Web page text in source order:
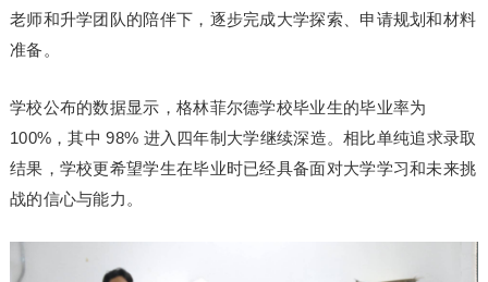
老师和升学团队的陪伴下，逐步完成大学探索、申请规划和材料
准备。
学校公布的数据显示，格林菲尔德学校毕业生的毕业率为
100%，其中 98% 进入四年制大学继续深造。相比单纯追求录取
结果，学校更希望学生在毕业时已经具备面对大学学习和未来挑
战的信心与能力。